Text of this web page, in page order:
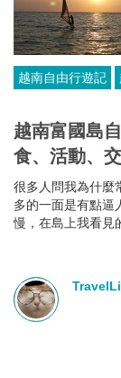
越南自由行遊記
越南富國島
食、活動、
很多人問我為什麼
多的一面是有點逼
慢，在島上我看見